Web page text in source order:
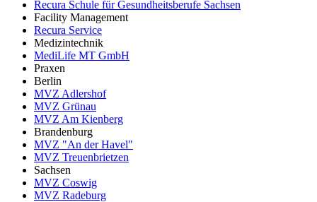
Recura Schule für Gesundheitsberufe Sachsen
Facility Management
Recura Service
Medizintechnik
MediLife MT GmbH
Praxen
Berlin
MVZ Adlershof
MVZ Grünau
MVZ Am Kienberg
Brandenburg
MVZ "An der Havel"
MVZ Treuenbrietzen
Sachsen
MVZ Coswig
MVZ Radeburg